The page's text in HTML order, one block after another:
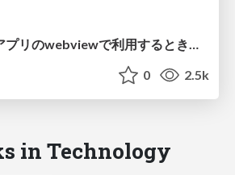
0 2.5k
in Technology